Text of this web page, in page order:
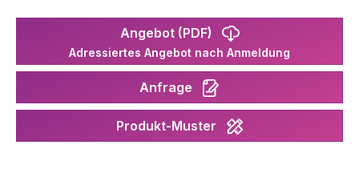
Angebot (PDF)
Adressiertes Angebot nach Anmeldung
Anfrage
Produkt-Muster